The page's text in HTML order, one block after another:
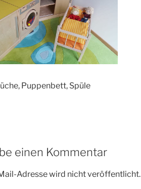
Puppenbett, Spüle
einen Kommentar
Adresse wird nicht veröffentlicht.